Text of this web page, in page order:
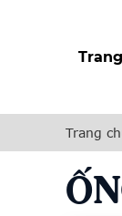
Trang